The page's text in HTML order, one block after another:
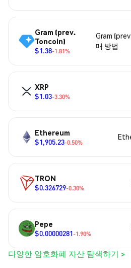
Gram (prev.
Toncoin)
$1.38-1.81%
Gram
매 방법
XRP
$1.03-3.30%
Ethereum
$1,905.23-0.50%
TRON
$0.326729-0.30%
Pepe
$0.00000281-1.90%
다양한 암호화폐 자산 탐색하기 >